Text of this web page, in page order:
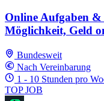
Online Aufgaben
Möglichkeit, Geld
Bundesweit
Nach Vereinbarung
1 - 10 Stunden pro
TOP JOB